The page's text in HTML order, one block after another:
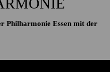
Philharmonie Essen mit der